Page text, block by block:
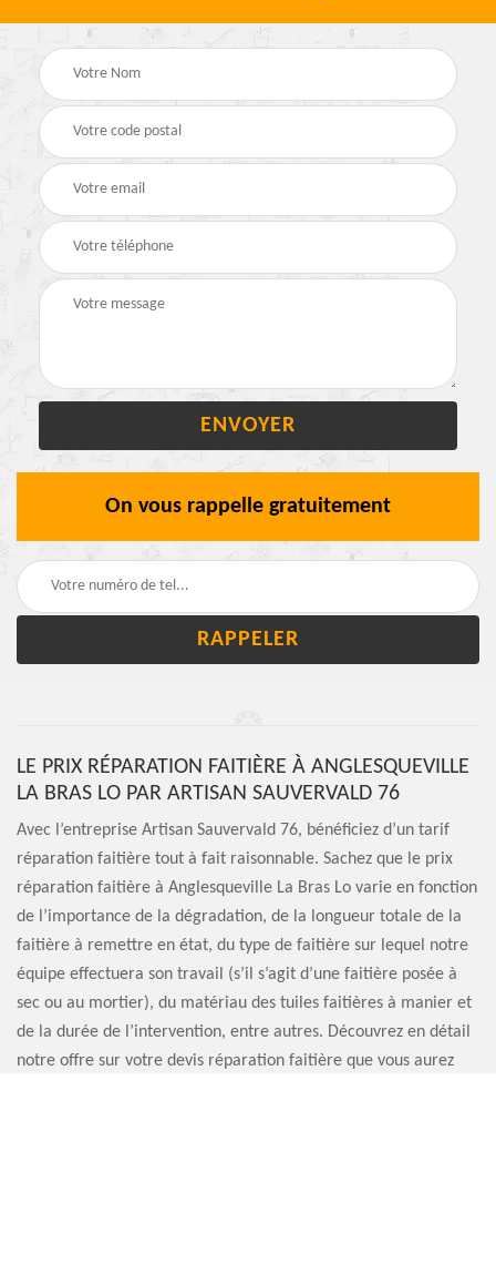
On vous rappelle gratuitement
LE PRIX RÉPARATION FAITIÈRE À ANGLESQUEVILLE
LA BRAS LO PAR ARTISAN SAUVERVALD 76
Avec l’entreprise Artisan Sauvervald 76, bénéficiez d’un tarif
réparation faitière tout à fait raisonnable. Sachez que le prix
réparation faitière à Anglesqueville La Bras Lo varie en fonction
de l’importance de la dégradation, de la longueur totale de la
faitière à remettre en état, du type de faitière sur lequel notre
équipe effectuera son travail (s’il s’agit d’une faitière posée à
sec ou au mortier), du matériau des tuiles faitières à manier et
de la durée de l’intervention, entre autres. Découvrez en détail
notre offre sur votre devis réparation faitière que vous aurez